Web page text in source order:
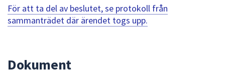
för
att
navigera
För att ta del av beslutet, se protokoll från
sammanträdet där ärendet togs upp.
Dokument